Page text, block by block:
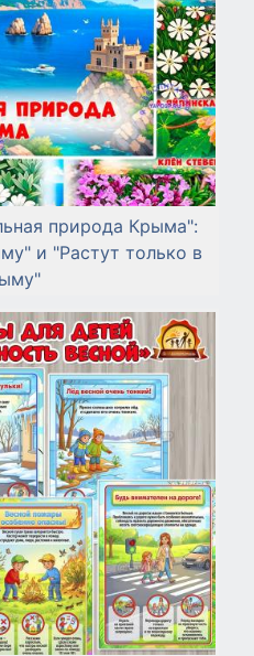
природа Крыма":
и "Растут только в